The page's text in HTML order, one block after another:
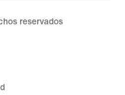
reservados